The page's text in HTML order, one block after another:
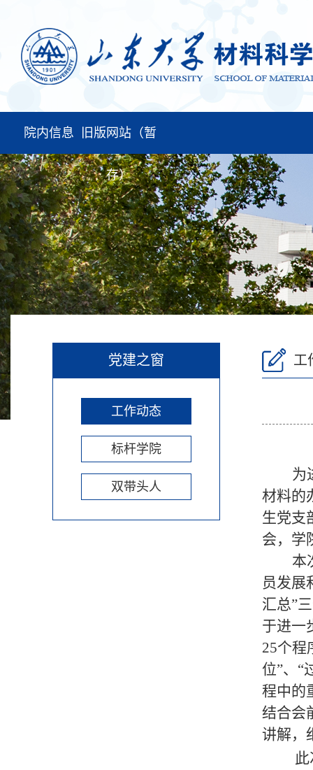
院内信息 旧版网站（暂
存）
党建之窗
工作动态
标杆学院
双带头人
工
为
材料的
生党支
会，学
本
员发展
汇总”
于进一
25个程
位”、“
程中的
结合会
讲解，
此